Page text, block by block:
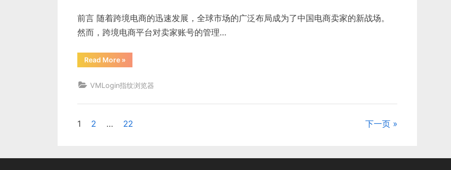
前言 随着跨境电商的迅速发展，全球市场的广泛布局成为了中国电商卖家的新战场。
然而，跨境电商平台对卖家账号的管理…
Read More“VMLogin
—
电
账
号
»
VMLogin指纹浏览器
文
1 2 … 22 下一页